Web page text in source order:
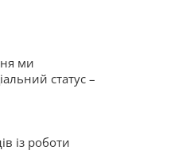
ми
статус –
із роботи